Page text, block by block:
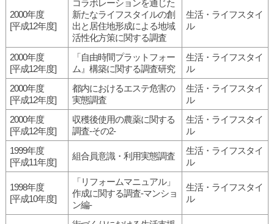
2000年度
[平成12年度]
コラボレーションを通じた
新たなライフスタイルの創
出と居住地形成による地域
活性化方策に関する調査
生活・ライフスタイ
ル
2000年度
[平成12年度]
「自由時間プラットフォー
ム』構築に関する調査研究
生活・ライフスタイ
ル
2000年度
[平成12年度]
都内におけるエステ危害の
実態調査
生活・ライフスタイ
ル
2000年度
[平成12年度]
収穫後使用の農薬に関する
調査-その2-
生活・ライフスタイ
ル
1999年度
[平成11年度]
組合員意識・利用実態調査
生活・ライフスタイ
ル
1998年度
[平成10年度]
「リフォームマニュアル」
作成に関する調査-マンショ
ン編-
生活・ライフスタイ
ル